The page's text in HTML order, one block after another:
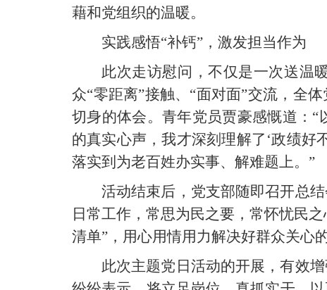
藉和党组织的温暖。
实践感悟“补钙”，激发担当作为
此次走访慰问，不仅是一次送温
众“零距离”接触、“面对面”交流，全
切身的体会。青年党员贾豪感慨道：
的真实心声，我才深刻理解了‘政绩好
落实到为老百姓办实事、解难题上。”
活动结束后，党支部随即召开总
日常工作，常思为民之要，常怀忧民
清单”，用心用情用力解决好群众关
此次主题党日活动的开展，有效